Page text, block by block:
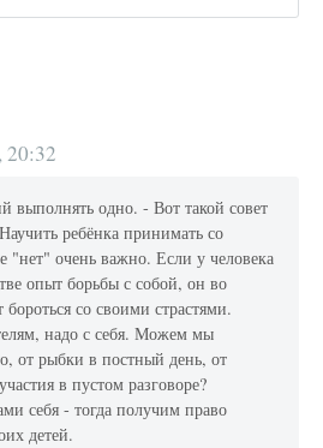
20:32
выполнять одно. - Вот такой совет
ребёнка принимать со
"нет" очень важно. Если у человека
опыт борьбы с собой, он во
со своими страстями.
надо с себя. Можем мы
от рыбки в постный день, от
в пустом разговоре?
себя - тогда получим право
детей.